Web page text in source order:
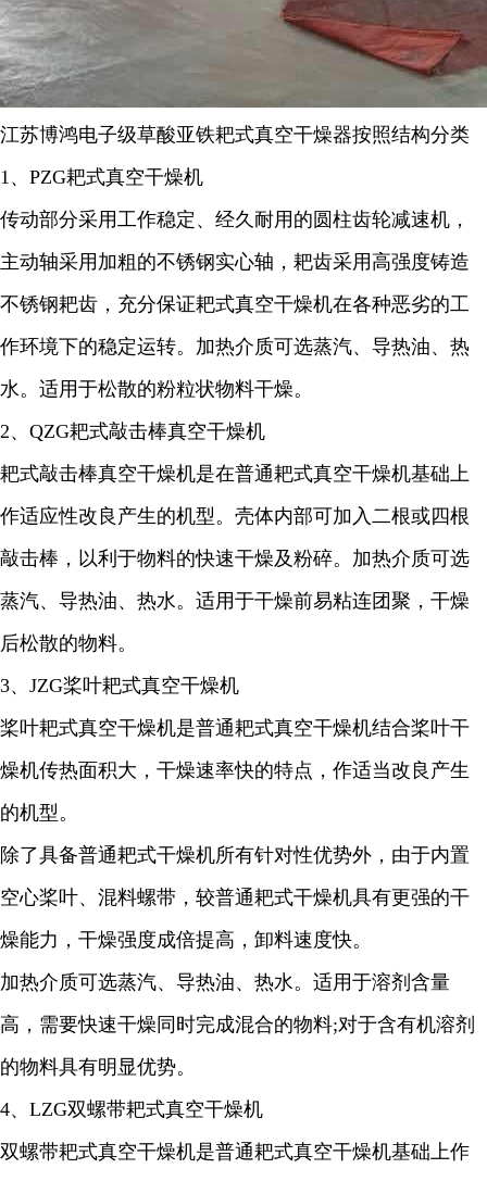
江苏博鸿电子级草酸亚铁耙式真空干燥器按照结构分类
1、 PZG耙式真空干燥机
传动部分采用工作稳定、经久耐用的圆柱齿轮减速机，
主动轴采用加粗的不锈钢实心轴，耙齿采用高强度铸造
不锈钢耙齿，充分保证耙式真空干燥机在各种恶劣的工
作环境下的稳定运转。加热介质可选蒸汽、导热油、热
水。适用于松散的粉粒状物料干燥。
2、 QZG耙式敲击棒真空干燥机
耙式敲击棒真空干燥机是在普通耙式真空干燥机基础上
作适应性改良产生的机型。壳体内部可加入二根或四根
敲击棒，以利于物料的快速干燥及粉碎。加热介质可选
蒸汽、导热油、热水。适用于干燥前易粘连团聚，干燥
后松散的物料。
3、 JZG桨叶耙式真空干燥机
桨叶耙式真空干燥机是普通耙式真空干燥机结合桨叶干
燥机传热面积大，干燥速率快的特点，作适当改良产生
的机型。
除了具备普通耙式干燥机所有针对性优势外，由于内置
空心桨叶、混料螺带，较普通耙式干燥机具有更强的干
燥能力，干燥强度成倍提高，卸料速度快。
加热介质可选蒸汽、导热油、热水。适用于溶剂含量
高，需要快速干燥同时完成混合的物料;对于含有机溶剂
的物料具有明显优势。
4、 LZG双螺带耙式真空干燥机
双螺带耙式真空干燥机是普通耙式真空干燥机基础上作